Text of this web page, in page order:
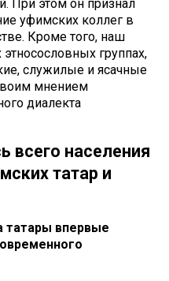
При этом он признал
уфимских коллег в
Кроме того, наш
группах,
служилые и ясачные
мнением
диалекта
всего населения
татар и
татары впервые